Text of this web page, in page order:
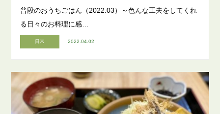
普段のおうちごはん（2022.03）～色んな工夫をしてくれ
る日々のお料理に感…
日常 2022.04.02